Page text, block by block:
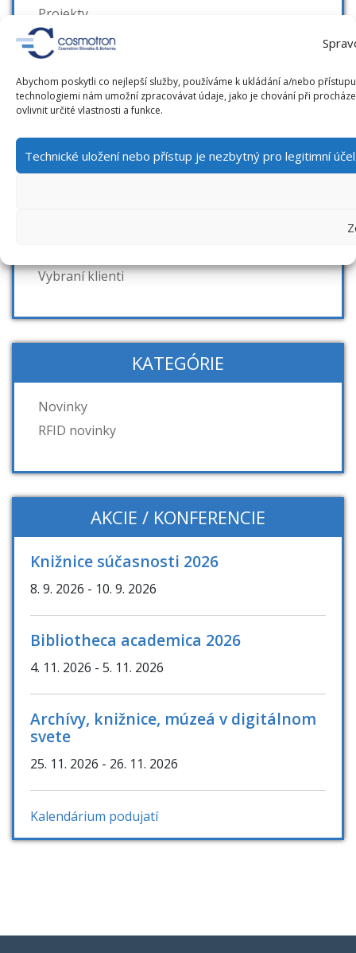
Abychom poskytli co nejlepší služby, používáme k ukládání a/nebo
technologiemi nám umožní zpracovávat údaje, jako je chování při
ovlivnit určité vlastnosti a funkce.
Technické uložení nebo přístup je nezbytný pro legitimní
Projekty
ASARP – Automatizovaný systém
analytického rozpisu periodík
Obohatené autority pre múzeá a galérie
Obálkyknih.cz
www.soupispamatek.cz
Piešťanské informačné centrum
Vybraní klienti
KATEGÓRIE
Novinky
RFID novinky
AKCIE / KONFERENCIE
Knižnice súčasnosti 2026
8. 9. 2026 - 10. 9. 2026
Bibliotheca academica 2026
4. 11. 2026 - 5. 11. 2026
Archívy, knižnice, múzeá v digitálnom
svete
25. 11. 2026 - 26. 11. 2026
Kalendárium podujatí